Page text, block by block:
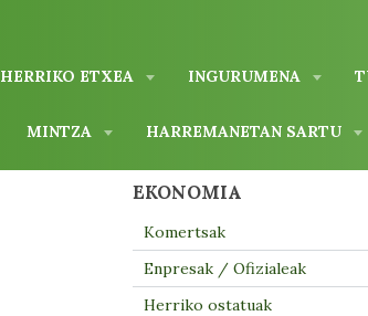
HERRIKO ETXEA INGURUMENA
MINTZA HARREMANETAN SARTU
EKONOMIA
Komertsak
Enpresak / Ofizialeak
Herriko ostatuak